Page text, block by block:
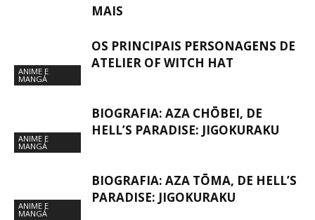
MAIS
ANIME E
MANGÁ
OS PRINCIPAIS PERSONAGENS DE
ATELIER OF WITCH HAT
ANIME E
MANGÁ
BIOGRAFIA: AZA CHŌBEI, DE
HELL’S PARADISE: JIGOKURAKU
ANIME E
MANGÁ
BIOGRAFIA: AZA TŌMA, DE HELL’S
PARADISE: JIGOKURAKU